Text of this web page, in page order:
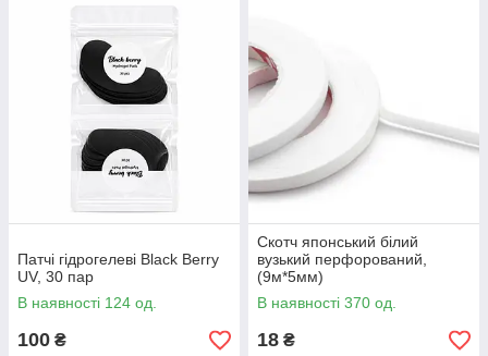
Патчі гідрогелеві Black Berry
UV, 30 пар
В наявності 124 од.
100 ₴
Скотч японський білий
вузький перфорований,
(9м*5мм)
В наявності 370 од.
18 ₴